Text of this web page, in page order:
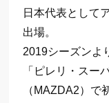
日本代表として
出場。
2019シーズンよ
「ピレリ・スー
（MAZDA2）で